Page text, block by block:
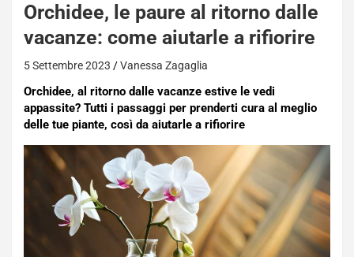
Orchidee, le paure al ritorno dalle
vacanze: come aiutarle a rifiorire
5 Settembre 2023 Vanessa Zagaglia
Orchidee, al ritorno dalle vacanze estive le vedi
appassite? Tutti i passaggi per prenderti cura al meglio
delle tue piante, così da aiutarle a rifiorire